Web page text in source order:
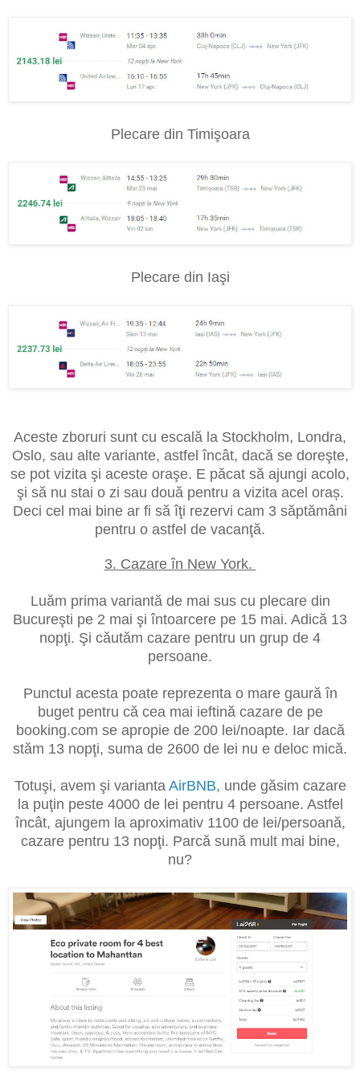
Plecare din Timişoara
Plecare din Iaşi
Aceste zboruri sunt cu escală la Stockholm, Londra,
Oslo, sau alte variante, astfel încât, dacă se doreşte,
se pot vizita şi aceste oraşe. E păcat să ajungi acolo,
şi să nu stai o zi sau două pentru a vizita acel oraș.
Deci cel mai bine ar fi să îţi rezervi cam 3 săptămâni
pentru o astfel de vacanţă.
3. Cazare în New York.
Luăm prima variantă de mai sus cu plecare din
Bucureşti pe 2 mai şi întoarcere pe 15 mai. Adică 13
nopţi. Şi căutăm cazare pentru un grup de 4
persoane.
Punctul acesta poate reprezenta o mare gaură în
buget pentru că cea mai ieftină cazare de pe
booking.com se apropie de 200 lei/noapte. Iar dacă
stăm 13 nopţi, suma de 2600 de lei nu e deloc mică.
Totuşi, avem şi varianta AirBNB, unde găsim cazare
la puţin peste 4000 de lei pentru 4 persoane. Astfel
încât, ajungem la aproximativ 1100 de lei/persoană,
cazare pentru 13 nopţi. Parcă sună mult mai bine,
nu?